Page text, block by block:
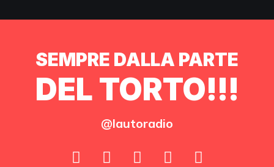
SEMPRE DALLA PARTE
DEL TORTO!!!
@lautoradio